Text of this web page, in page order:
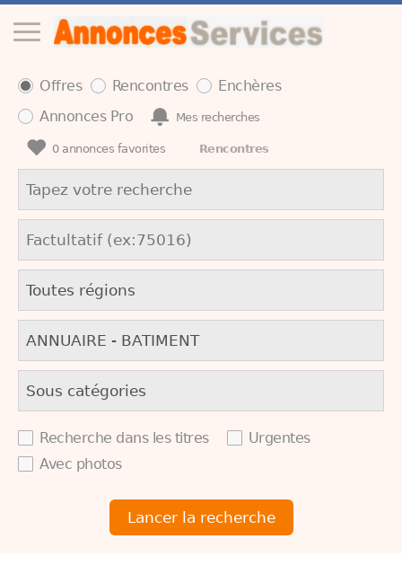
Offres Rencontres
Enchères
Annonces Pro
Mes recherches
0annonces favorites Rencontres
Recherche dans les titres
Urgentes
Avec photos